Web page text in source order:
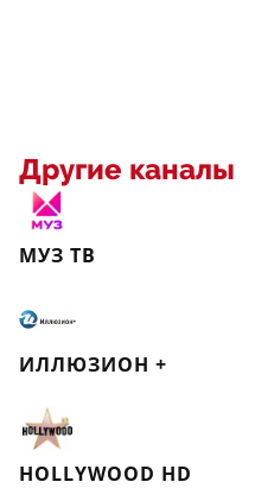
Другие каналы
МУЗ ТВ
ИЛЛЮЗИОН +
HOLLYWOOD HD